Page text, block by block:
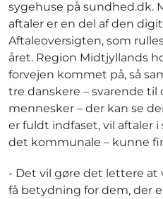
sygehuse på sundhed.dk.
aftaler er en del af den
Aftaleoversigten, som
året. Region Midtjyllands
forvejen kommet på, så
tre danskere – svarende til
mennesker – der kan se
er fuldt indfaset, vil aftaler
det kommunale – kunne
- Det vil gøre det lettere
få betydning for dem, der